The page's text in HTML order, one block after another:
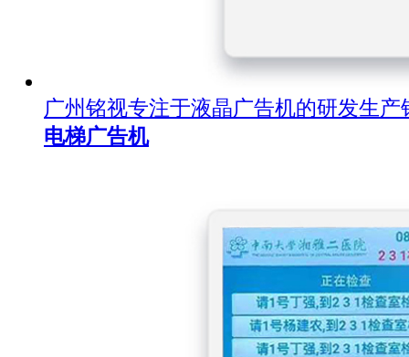
广州铭视专注于液晶广告机的研发生
电梯广告机